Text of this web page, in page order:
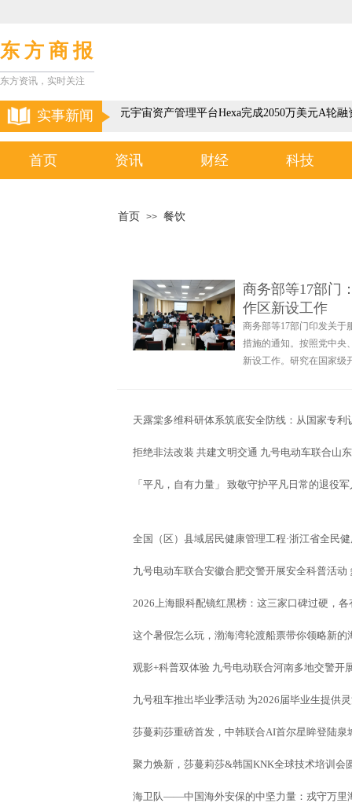
以色列3D元宇宙资产管理平台Hexa完成2050万美元A轮融
东 方 商 报
实事新闻
东方资讯，实时关注
首页 资讯 财经 科技
首页 >> 餐饮
商务部等17部门
作区新设工作
商务部等17部门印发关于
措施的通知。按照党中央
新设工作。研究在国家级
天露棠多维科研体系筑底安全防线：从国家专利
拒绝非法改装 共建文明交通 九号电动车联合山
「平凡，自有力量」 致敬守护平凡日常的退
全国（区）县域居民健康管理工程·浙江省全民
九号电动车联合安徽合肥交警开展安全科普活动
2026上海眼科配镜红黑榜：这三家口碑过硬，各
这个暑假怎么玩，渤海湾轮渡船票带你领略新的
观影+科普双体验 九号电动联合河南多地交警开
九号租车推出毕业季活动 为2026届毕业生提供
莎蔓莉莎重磅首发，中韩联合AI首尔星眸登陆泉
聚力焕新，莎蔓莉莎&韩国KNK全球技术培训会
海卫队——中国海外安保的中坚力量：戎守万里